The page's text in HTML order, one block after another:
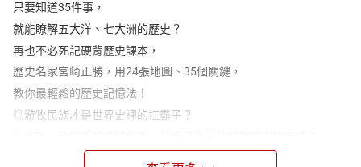
只要知道35件事，
就能瞭解五大洋、七大洲的歷史？
再也不必死記硬背歷史課本，
歷史名家宮崎正勝，用24張地圖、35個關鍵，
教你最輕鬆的歷史記憶法！
◎游牧民族才是世界史裡的扛霸子？
◎蒙古人鐵騎不只打下橫跨歐亞的帝國，還催生了文藝復興？